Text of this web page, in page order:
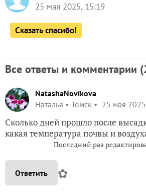
25 мая 2025, 15:19
Сказать спасибо!
Все ответы и комментарии (
NatashaNovikova
Наталья
Томск 25 мая
Сколько дней прошло после
какая температура почвы и
Последний раз
Ответить ✿